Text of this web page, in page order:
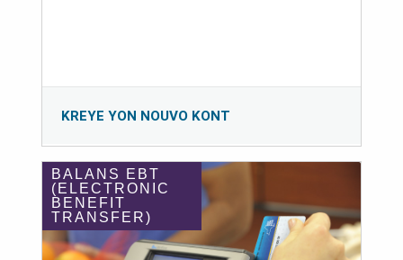
KREYE YON NOUVO KONT
BALANS EBT
(ELECTRONIC
BENEFIT
TRANSFER)